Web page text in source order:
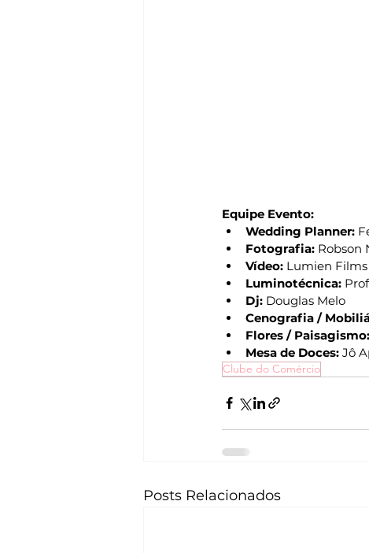
Equipe Evento:
Wedding Planner:
Fotografia: Robson
Vídeo: Lumien Films
Luminotécnica:
Dj: Douglas Melo
Cenografia /
Flores / Paisagismo:
Mesa de Doces: Jô
Clube do Comércio
Posts Relacionados